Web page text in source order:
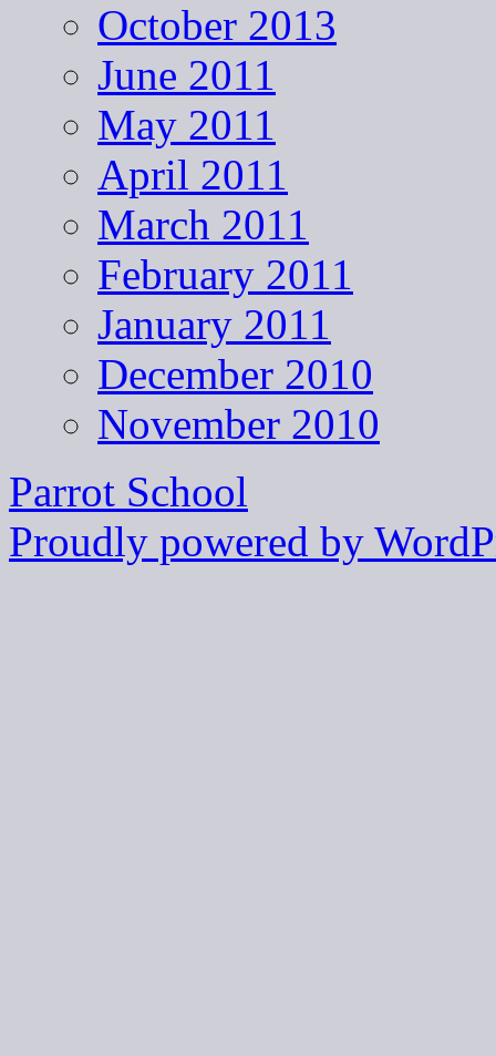
October 2013
June 2011
May 2011
April 2011
March 2011
February 2011
January 2011
December 2010
November 2010
Parrot School
Proudly powered by